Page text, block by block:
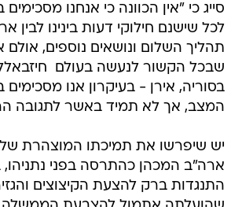
סייג כי "אין הכוונה כי אנחנו מסכימים
לכל שישנם חילוקי דעות בינינו לבין
תהליך השלום ונושאים נוספים, אולם
שבכל הקשור לנעשה בעולם 
בסוריה, אירן - בעיקרון אנו
המצב, אך לא תמיד באשר לתגובה
יש שיפרשו את תמיכתו המוצהרת
ארה"ב המכהן כהתרסה בפני נתניהו,
התנגדות ברק להצעת הקיצוצים